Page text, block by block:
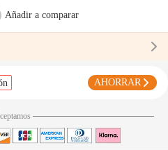
Añadir a comparar
AHORRAR